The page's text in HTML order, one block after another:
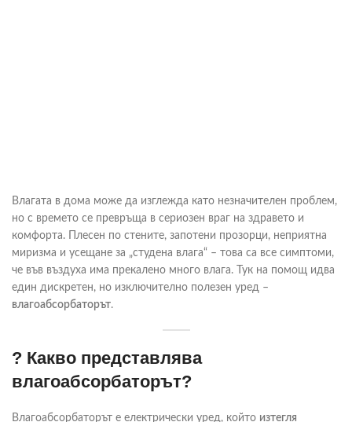
Влагата в дома може да изглежда като незначителен проблем,
но с времето се превръща в сериозен враг на здравето и
комфорта. Плесен по стените, запотени прозорци, неприятна
миризма и усещане за „студена влага“ – това са все симптоми,
че във въздуха има прекалено много влага. Тук на помощ идва
един дискретен, но изключително полезен уред –
влагоабсорбаторът.
? Какво представлява
влагоабсорбаторът?
Влагоабсорбаторът е електрически уред, който изтегля